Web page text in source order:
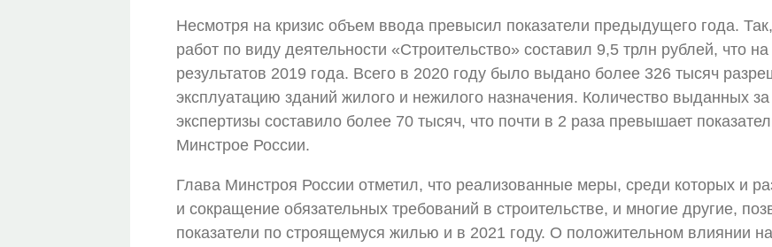
Несмотря на кризис объем ввода превысил показатели предыдущего года.
работ по виду деятельности «Строительство» составил 9,5 трлн рублей, что
результатов 2019 года. Всего в 2020 году было выдано более 326 тысяч
эксплуатацию зданий жилого и нежилого назначения. Количество выданных
экспертизы составило более 70 тысяч, что почти в 2 раза превышает
Минстрое России.
Глава Минстроя России отметил, что реализованные меры, среди которых и
и сокращение обязательных требований в строительстве, и многие другие,
показатели по строящемуся жилью и в 2021 году. О положительном влиянии